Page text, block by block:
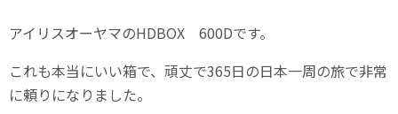
アイリスオーヤマのHDBOX 600Dです。
これも本当にいい箱で、頑丈で365日の日本一周の旅で非常
に頼りになりました。